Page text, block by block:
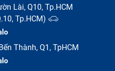
Lài, Q10, Tp.HCM
Tp.HCM)
Thành, Q1, TpHCM